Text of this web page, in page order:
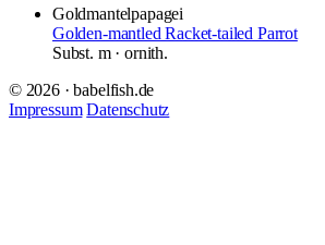
Goldmantelpapagei
Golden-mantled Racket-tailed Parrot
Subst. m· ornith.
© 2026 · babelfish.de
Impressum Datenschutz